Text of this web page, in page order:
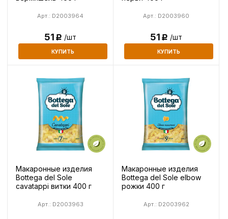
Арт.: D2003964
51Р /шт
КУПИТЬ
Арт.: D2003960
51Р /шт
КУПИТЬ
Макаронные изделия
Bottega del Sole
cavatappi витки 400 г
Арт.: D2003963
Макаронные изделия
Bottega del Sole elbow
рожки 400 г
Арт.: D2003962